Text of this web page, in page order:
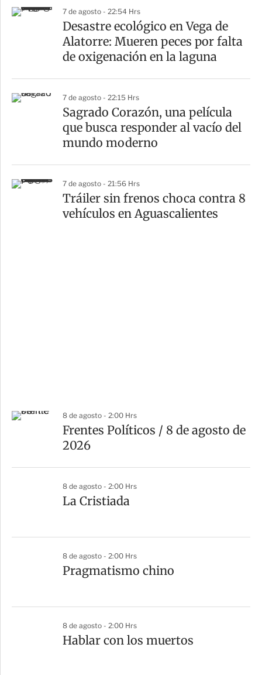
7 de agosto - 22:54 Hrs
Desastre ecológico en Vega de
Alatorre: Mueren peces por falta
de oxigenación en la laguna
7 de agosto - 22:15 Hrs
Sagrado Corazón, una película
que busca responder al vacío del
mundo moderno
7 de agosto - 21:56 Hrs
Tráiler sin frenos choca contra 8
vehículos en Aguascalientes
8 de agosto - 2:00 Hrs
Frentes Políticos / 8 de agosto de
2026
8 de agosto - 2:00 Hrs
La Cristiada
Pragmatismo chino
Hablar con los muertos